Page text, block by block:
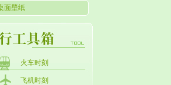
面壁纸
火车时刻
飞机时刻